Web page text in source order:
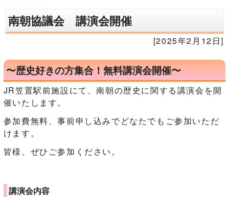
南朝協議会 講演会開催
[2025年2月12日]
〜歴史好きの方集合！無料講演会開催〜
JR笠置駅前施設にて、南朝の歴史に関する講演会を開
催いたします。
参加費無料、事前申し込みでどなたでもご参加いただ
けます。
皆様、ぜひご参加ください。
講演会内容